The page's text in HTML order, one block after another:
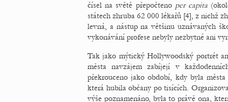
čísel na světě přepočteno per capita
státech zhruba 62 000 lékařů [4], z nichž
levná, a nástup na většinu uznávaných
vykonávání profese nebyly nezbytné ani
Tak jako mýtický Hollywoodský portrét
města navzájem zabíjejí v
překrouceno jako období, kdy byla
která hubila občany po tisících.
výše poznamenáno, byla to právě ona,